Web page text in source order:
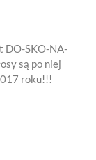
DO-SKO-NA-
są po niej
roku!!!